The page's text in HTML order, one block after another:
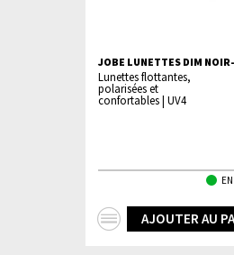
JOBE LUNETTES DIM
Lunettes flottantes,
polarisées et
confortables | UV4
AJOUTER AU